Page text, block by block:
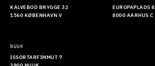
KALVEBOD BRYGGE 32
1560 KØBENHAVN V
EUROPAPLADS 8
8000 AARHUS C
NUUK
ISSORTARFIMMUT 7